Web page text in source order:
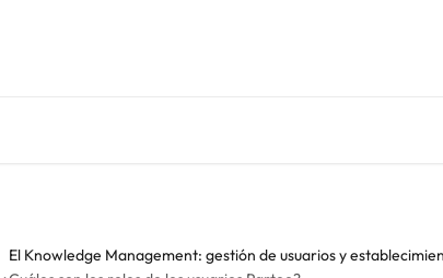
El Knowledge Management: gestión de usuarios y